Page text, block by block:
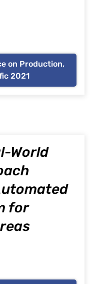
on Production,
2021
World
for